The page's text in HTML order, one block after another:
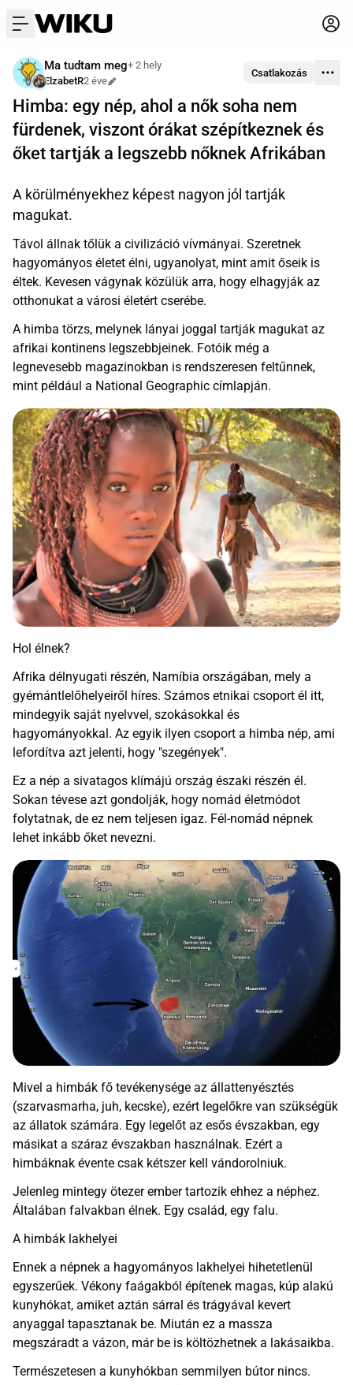
menu
Ma tudtam meg+ 2 hely
ElzabetR2 éve
Szerkesztve
Csatlakozás
Himba: egy nép, ahol a nők soha nem
fürdenek, viszont órákat szépítkeznek és
őket tartják a legszebb nőknek Afrikában
A körülményekhez képest nagyon jól tartják
magukat.
Távol állnak tőlük a civilizáció vívmányai. Szeretnek
hagyományos életet élni, ugyanolyat, mint amit őseik is
éltek. Kevesen vágynak közülük arra, hogy elhagyják az
otthonukat a városi életért cserébe.
A himba törzs, melynek lányai joggal tartják magukat az
afrikai kontinens legszebbjeinek. Fotóik még a
legnevesebb magazinokban is rendszeresen feltűnnek,
mint például a National Geographic címlapján.
Hol élnek?
Afrika délnyugati részén, Namíbia országában, mely a
gyémántlelőhelyeiről híres. Számos etnikai csoport él itt,
mindegyik saját nyelvvel, szokásokkal és
hagyományokkal. Az egyik ilyen csoport a himba nép, ami
lefordítva azt jelenti, hogy "szegények".
Ez a nép a sivatagos klímájú ország északi részén él.
Sokan tévese azt gondolják, hogy nomád életmódot
folytatnak, de ez nem teljesen igaz. Fél-nomád népnek
lehet inkább őket nevezni.
Mivel a himbák fő tevékenysége az állattenyésztés
(szarvasmarha, juh, kecske), ezért legelőkre van szükségük
az állatok számára. Egy legelőt az esős évszakban, egy
másikat a száraz évszakban használnak. Ezért a
himbáknak évente csak kétszer kell vándorolniuk.
Jelenleg mintegy ötezer ember tartozik ehhez a néphez.
Általában falvakban élnek. Egy család, egy falu.
A himbák lakhelyei
Ennek a népnek a hagyományos lakhelyei hihetetlenül
egyszerűek. Vékony faágakból építenek magas, kúp alakú
kunyhókat, amiket aztán sárral és trágyával kevert
anyaggal tapasztanak be. Miután ez a massza
megszáradt a vázon, már be is költözhetnek a lakásaikba.
Természetesen a kunyhókban semmilyen bútor nincs.